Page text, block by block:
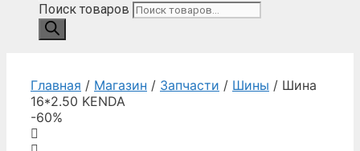
Поиск товаров
Главная / Магазин / Запчасти / Шины / Шина
16*2.50 KENDA
-60%